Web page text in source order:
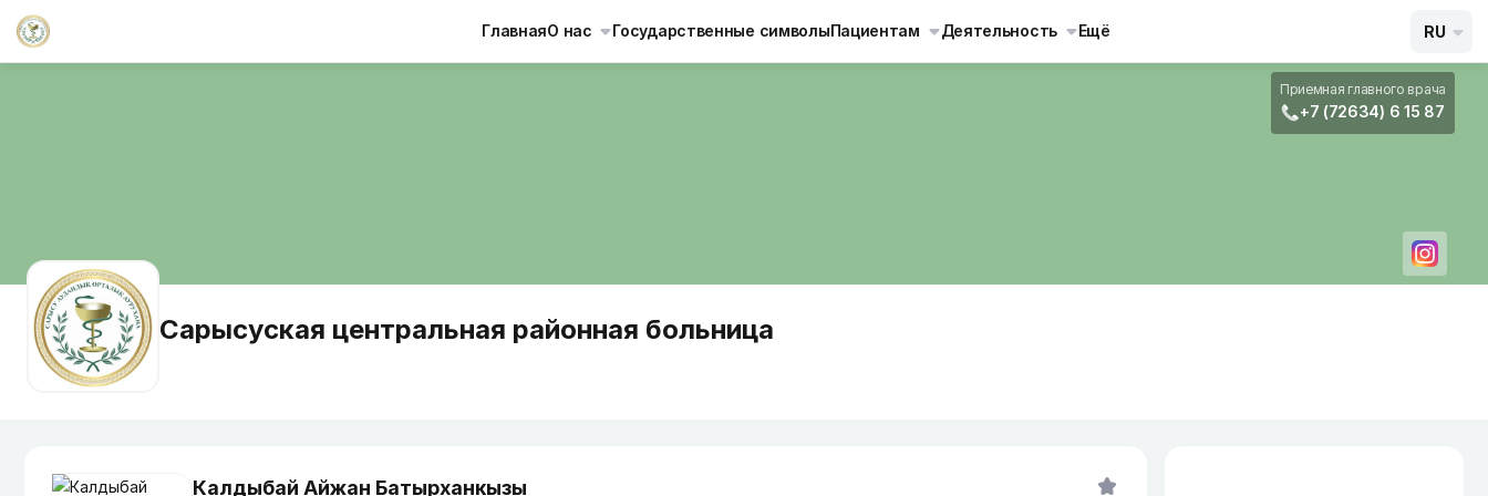
ГлавнаяО нас Государственные символыПациентам Деятельность Ещё RU
Приемная главного врача
+7 (72634) 6 15 87
Сарысуская центральная районная больница
Калдыбай Айжан Батырханкызы